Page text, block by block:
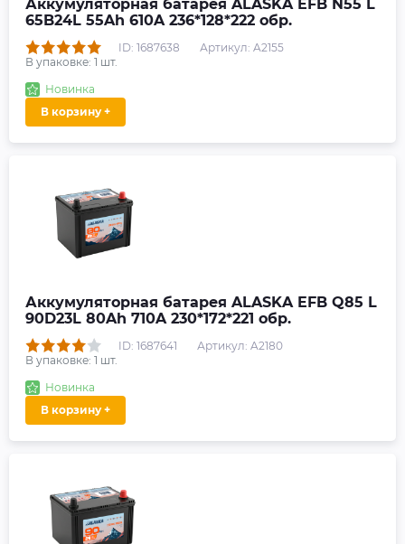
Аккумуляторная батарея ALASKA EFB N55 L
65B24L 55Ah 610A 236*128*222 обр.
ID: 1687638
Артикул: A2155
В упаковке: 1 шт.
Новинка
В корзину +
Аккумуляторная батарея ALASKA EFB Q85 L
90D23L 80Ah 710A 230*172*221 обр.
ID: 1687641
Артикул: A2180
В упаковке: 1 шт.
Новинка
В корзину +